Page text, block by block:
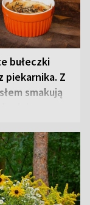
bułeczki
piekarnika. Z
smakują